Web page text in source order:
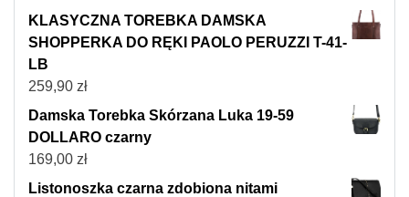
KLASYCZNA TOREBKA DAMSKA
SHOPPERKA DO RĘKI PAOLO PERUZZI T-41-
LB
259,90 zł
Damska Torebka Skórzana Luka 19-59
DOLLARO czarny
169,00 zł
Listonoszka czarna zdobiona nitami